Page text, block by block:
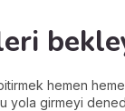
hemen
girmeyi